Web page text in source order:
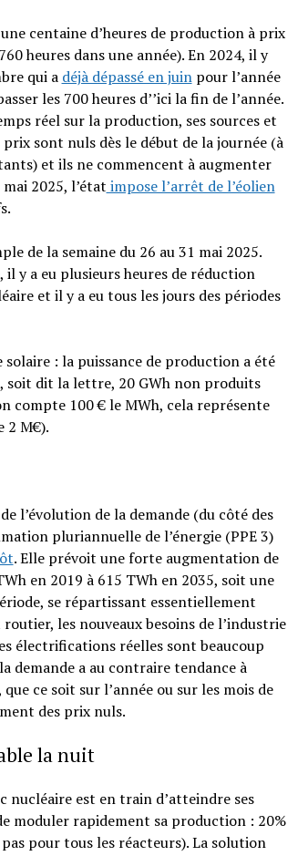
centaine d’heures de production à prix
heures dans une année). En 2024, il y
qui a déjà dépassé en juinpour l’année
les 700 heures d’’ici la fin de l’année.
réel sur la production, ses sources et
sont nuls dès le début de la journée (à
et ils ne commencent à augmenter
2025, l’état impose l’arrêt de l’éolien
de la semaine du 26 au 31 mai 2025.
y a eu plusieurs heures de réduction
et il y a eu tous les jours des périodes
: la puissance de production a été
soit dit la lettre, 20 GWh non produits
compte 100 € le MWh, cela représente
2 M€).
l’évolution de la demande (du côté des
pluriannuelle de l’énergie (PPE 3)
. Elle prévoit une forte augmentation de
en 2019 à 615 TWh en 2035, soit une
se répartissant essentiellement
les nouveaux besoins de l’industrie
électrifications réelles sont beaucoup
demande a au contraire tendance à
ce soit sur l’année ou sur les mois de
des prix nuls.
la nuit
nucléaire est en train d’atteindre ses
moduler rapidement sa production : 20%
pour tous les réacteurs). La solution